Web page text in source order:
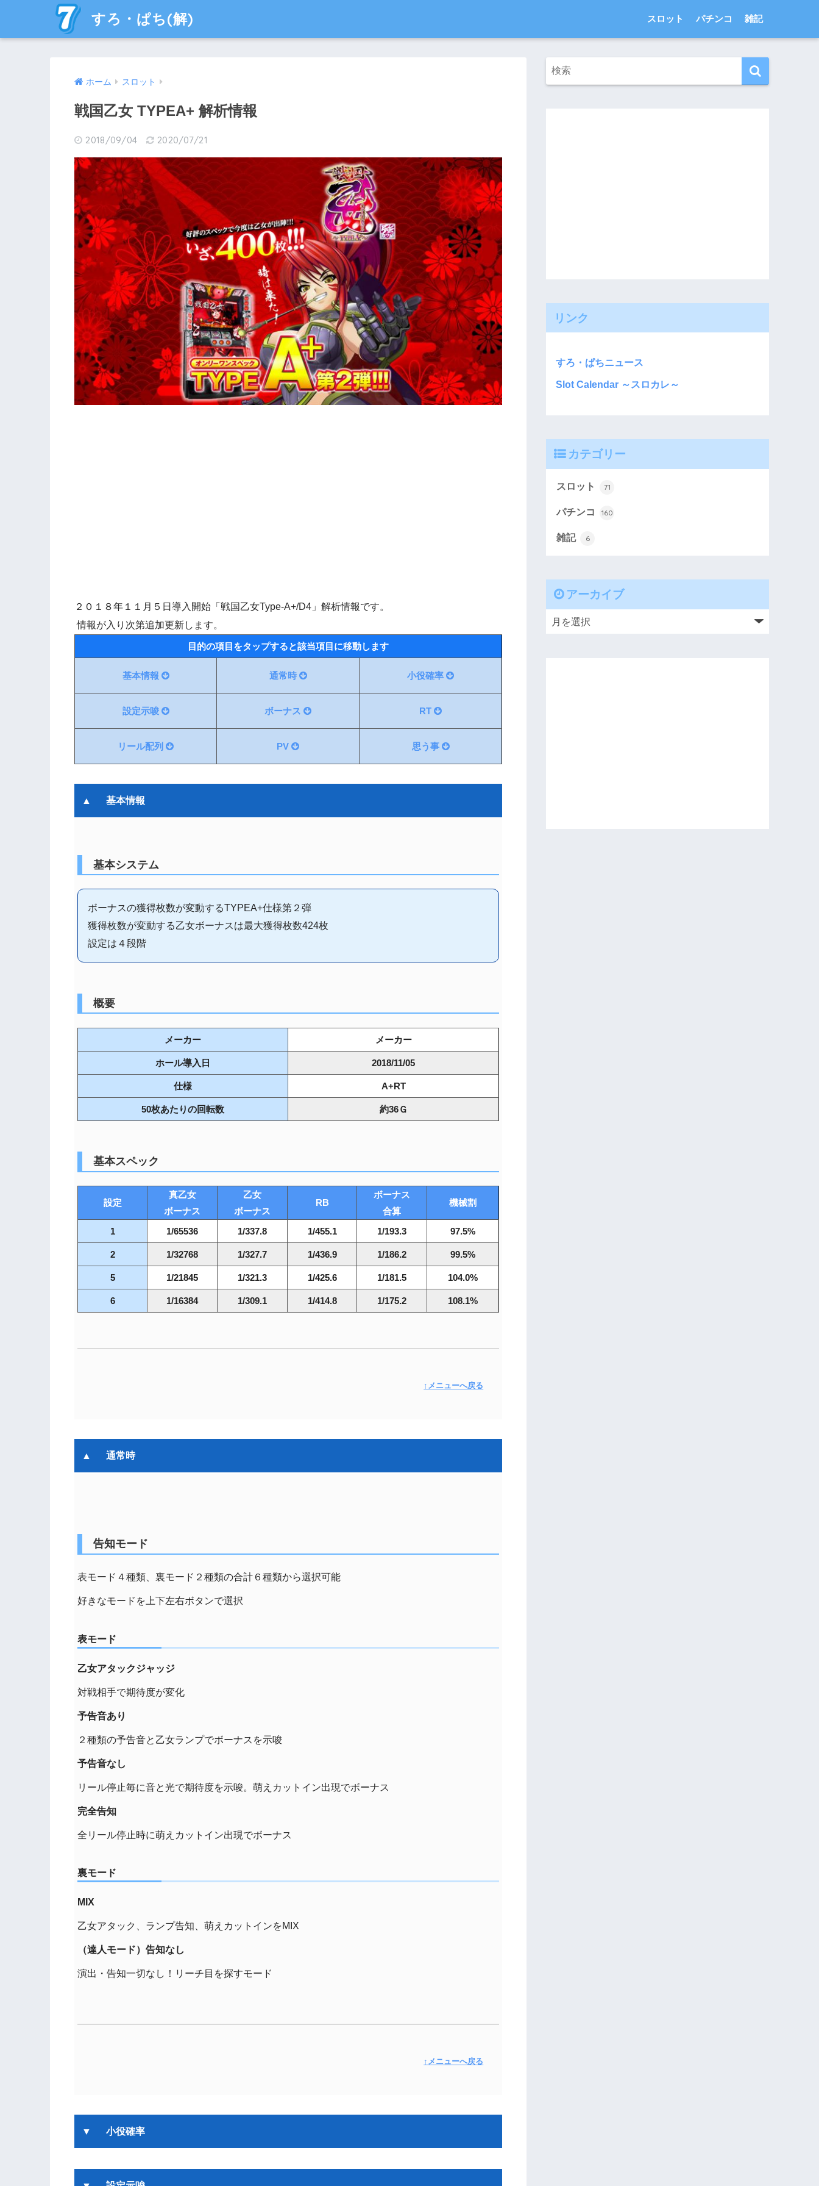
すろ・ぱち(解) スロット パチンコ 雑記
ホーム スロット
戦国乙女 TYPEA+ 解析情報
2018/09/04 2020/07/21
２０１８年１１月５日導入開始「戦国乙女Type-A+/D4」解析情報です。
情報が入り次第追加更新します。
目的の項目をタップすると該当項目に移動します
基本情報 通常時 小役確率
設定示唆 ボーナス RT
リール配列 PV 思う事
基本情報
基本システム
ボーナスの獲得枚数が変動するTYPEA+仕様第２弾
獲得枚数が変動する乙女ボーナスは最大獲得枚数424枚
設定は４段階
概要
メーカー メーカー
ホール導入日 2018/11/05
仕様 A+RT
50枚あたりの回転数 約36Ｇ
基本スペック
設定
真乙女
ボーナス
乙女
ボーナス
RB
ボーナス
合算
機械割
1 1/65536 1/337.8 1/455.1 1/193.3 97.5%
2 1/32768 1/327.7 1/436.9 1/186.2 99.5%
5 1/21845 1/321.3 1/425.6 1/181.5 104.0%
6 1/16384 1/309.1 1/414.8 1/175.2 108.1%
↑メニューへ戻る
通常時
告知モード
表モード４種類、裏モード２種類の合計６種類から選択可能
好きなモードを上下左右ボタンで選択
表モード
乙女アタックジャッジ
対戦相手で期待度が変化
予告音あり
２種類の予告音と乙女ランプでボーナスを示唆
予告音なし
リール停止毎に音と光で期待度を示唆。萌えカットイン出現でボーナス
完全告知
全リール停止時に萌えカットイン出現でボーナス
裏モード
MIX
乙女アタック、ランプ告知、萌えカットインをMIX
（達人モード）告知なし
演出・告知一切なし！リーチ目を探すモード
↑メニューへ戻る
小役確率
リンク
すろ・ぱちニュース
Slot Calendar ～スロカレ～
カテゴリー
スロット 71
パチンコ 160
雑記 6
アーカイブ